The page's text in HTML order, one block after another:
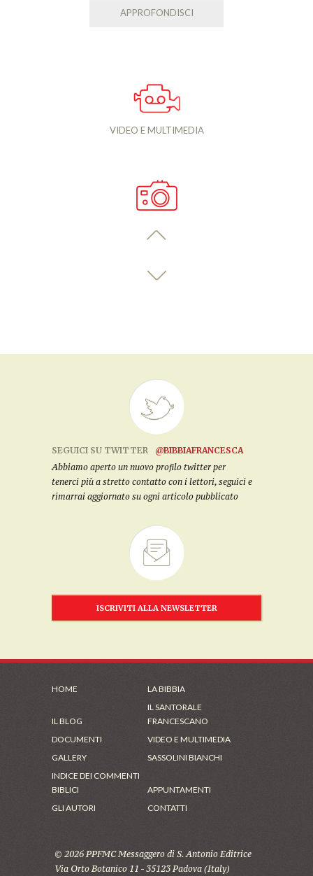
APPROFONDISCI
VIDEO E MULTIMEDIA
SEGUICI SU TWITTER
@BIBBIAFRANCESCA
Abbiamo aperto un nuovo profilo twitter per
tenerci più a stretto contatto con i lettori, seguici e
rimarrai aggiornato su ogni articolo pubblicato
ISCRIVITI ALLA NEWSLETTER
HOME LA BIBBIA
IL BLOG
IL SANTORALE
FRANCESCANO
DOCUMENTI
VIDEO E MULTIMEDIA
GALLERY
SASSOLINI BIANCHI
INDICE DEI COMMENTI
BIBLICI
APPUNTAMENTI
GLI AUTORI
CONTATTI
© 2026 PPFMC Messaggero di S. Antonio Editrice
Via Orto Botanico 11 - 35123 Padova (Italy)